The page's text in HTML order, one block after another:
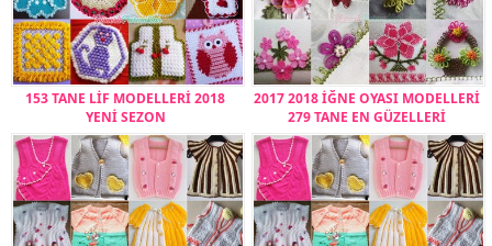
153 TANE LİF MODELLERİ 2018
YENİ SEZON
2017 2018 İĞNE OYASI MODELLERİ
279 TANE EN GÜZELLERİ